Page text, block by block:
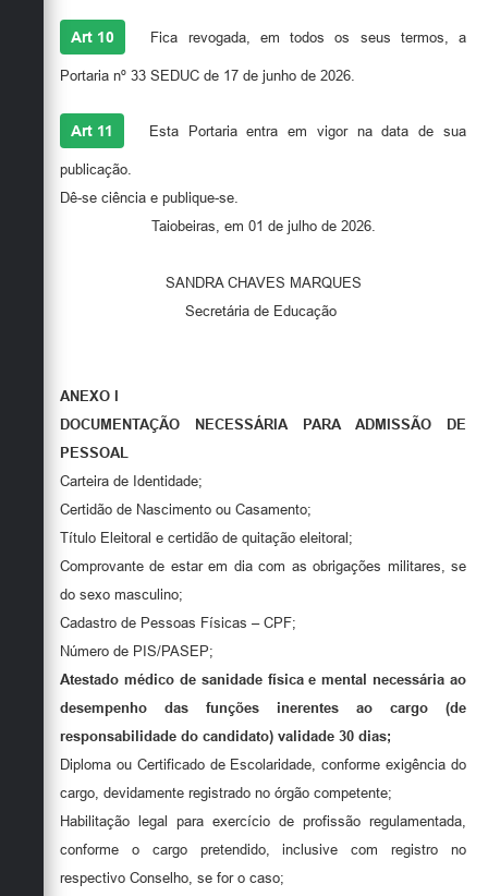
Art 10 Fica revogada, em todos os seus termos, a
Portaria nº 33 SEDUC de 17 de junho de 2026.
Art 11 Esta Portaria entra em vigor na data de sua
publicação.
Dê-se ciência e publique-se.
Taiobeiras, em 01 de julho de 2026.
SANDRA CHAVES MARQUES
Secretária de Educação
ANEXO I
DOCUMENTAÇÃO NECESSÁRIA PARA ADMISSÃO DE
PESSOAL
Carteira de Identidade;
Certidão de Nascimento ou Casamento;
Título Eleitoral e certidão de quitação eleitoral;
Comprovante de estar em dia com as obrigações militares, se
do sexo masculino;
Cadastro de Pessoas Físicas – CPF;
Número de PIS/PASEP;
Atestado médico de sanidade física e mental necessária ao
desempenho das funções inerentes ao cargo (de
responsabilidade do candidato) validade 30 dias;
Diploma ou Certificado de Escolaridade, conforme exigência do
cargo, devidamente registrado no órgão competente;
Habilitação legal para exercício de profissão regulamentada,
conforme o cargo pretendido, inclusive com registro no
respectivo Conselho, se for o caso;